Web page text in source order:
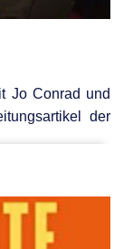
Jo Conrad und
der